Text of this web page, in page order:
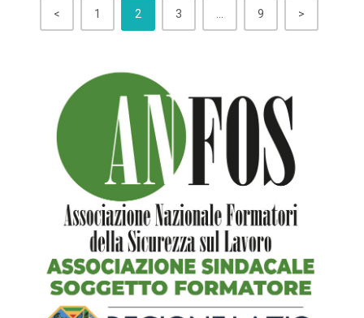
< 1 2 3 9 >